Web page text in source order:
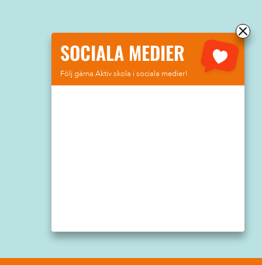
SOCIALA MEDIER
Följ gärna Aktiv skola i sociala medier!